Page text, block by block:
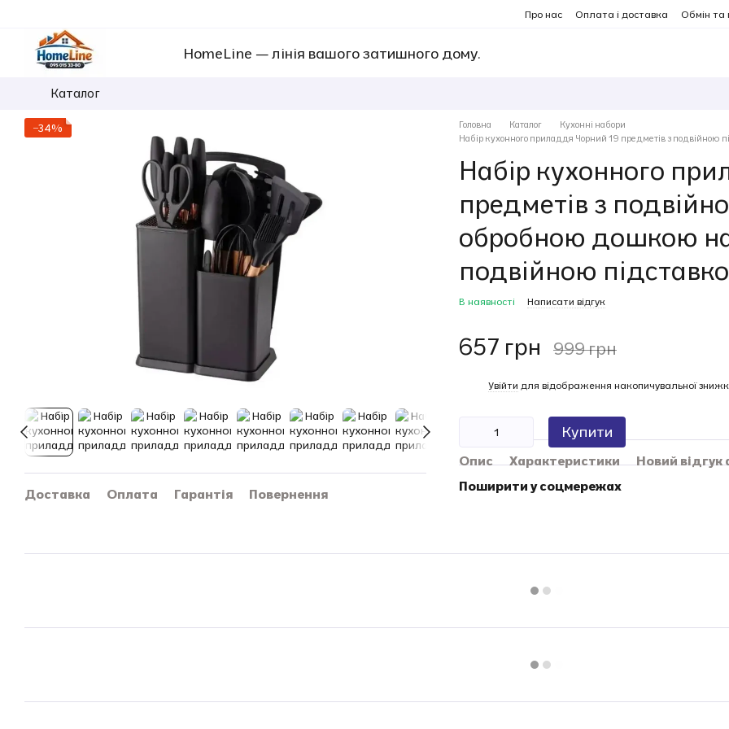
Про нас Оплата і доставка Обмін та
HomeLine — лінія вашого затишного дому.
Каталог
−34%
Доставка Оплата Гарантія Повернення
Головна Каталог
Кухонні набори
Набір кухонного приладдя Чорний 19 предметів з
Набір кухонного
предметів з
обробною дошкою
подвійною
В наявності Написати відгук
657 грн 999 грн
Увійти для відображення накопичувальної
Купити
Опис Характеристики
Новий відгук
Поширити у соцмережах